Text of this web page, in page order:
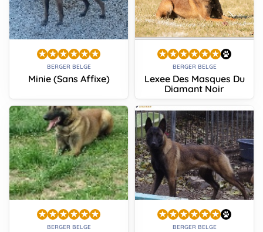
BERGER BELGE
Minie (Sans Affixe)
BERGER BELGE
Lexee Des Masques Du
Diamant Noir
BERGER BELGE BERGER BELGE